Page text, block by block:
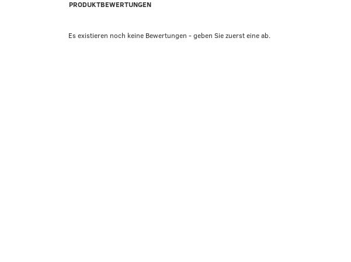
PRODUKTBEWERTUNGEN
Es existieren noch keine Bewertungen - geben Sie zuerst eine ab.